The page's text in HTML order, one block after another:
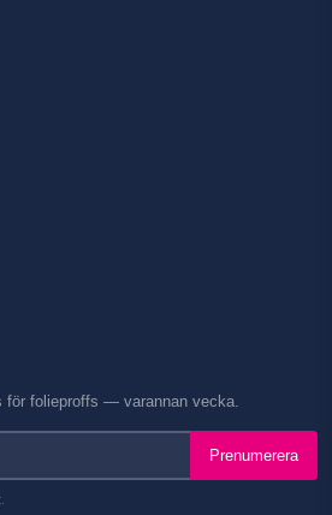
för folieproffs — varannan vecka.
Prenumerera